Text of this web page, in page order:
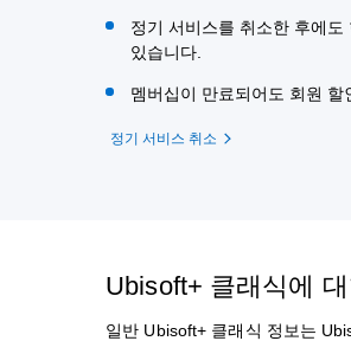
정기 서비스를 취소한 후에
있습니다.
멤버십이 만료되어도 회원
정기 서비스 취소
Ubisoft+ 클래식에
일반 Ubisoft+ 클래식 정보는